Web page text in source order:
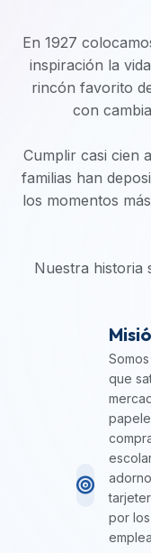
En 1927
inspiración la
rincón favorito
con
Cumplir casi cien
familias han
los momentos
Nuestra historia
que
por